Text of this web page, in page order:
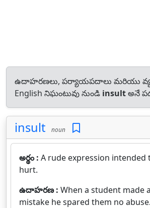
ఉదాహరణలు, పర్యాయపదాలు మరియు
English నిఘంటువు నుండి insultఅనే
insult noun
అర్థం : A rude expression
hurt.
ఉదాహరణ : When a student made
mistake he spared them no abuse.